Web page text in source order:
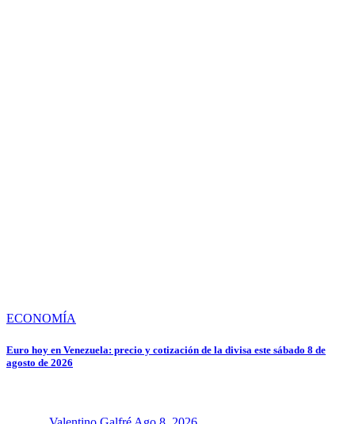
ECONOMÍA
Euro hoy en Venezuela: precio y cotización de la divisa este sábado 8 de
agosto de 2026